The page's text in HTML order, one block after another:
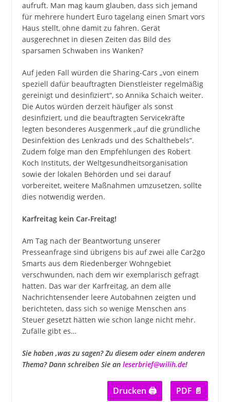
aufruft. Man mag kaum glauben, dass sich jemand
für mehrere hundert Euro tagelang einen Smart vors
Haus stellt, ohne damit zu fahren. Gerät
ausgerechnet in diesen Zeiten das Bild des
sparsamen Schwaben ins Wanken?
Auf jeden Fall würden die Sharing-Cars „von einem
speziell dafür beauftragten Dienstleister regelmäßig
gereinigt und desinfiziert“, so Annika Schaich weiter.
Die Autos würden derzeit häufiger als sonst
desinfiziert, und die beauftragten Servicekräfte
legten besonderes Ausgenmerk „auf die gründliche
Desinfektion des Lenkrads und des Schalthebels“.
Zudem folge man den Empfehlungen des Robert
Koch Instituts, der Weltgesundheitsorganisation
sowie der lokalen Behörden und sei darauf
vorbereitet, weitere Maßnahmen umzusetzen, sollte
dies notwendig werden.
Karfreitag kein Car-Freitag!
Am Tag nach der Beantwortung unserer
Presseanfrage sind übrigens bis auf zwei alle Car2go
Smarts aus dem Riedenberger Wohngebiet
verschwunden, nach dem wir exemplarisch gefragt
hatten. Das war der Karfreitag, an dem alle
Nachrichtensender leere Autobahnen zeigten und
berichteten, dass sich so wenige Menschen ans
Steuer gesetzt hätten wie schon lange nicht mehr.
Zufälle gibt es…
Sie haben ‚was zu sagen? Zu diesem oder einem anderen
Thema? Dann schreiben Sie an leserbrief@wilih.de!
Drucken 🖨 PDF 📄